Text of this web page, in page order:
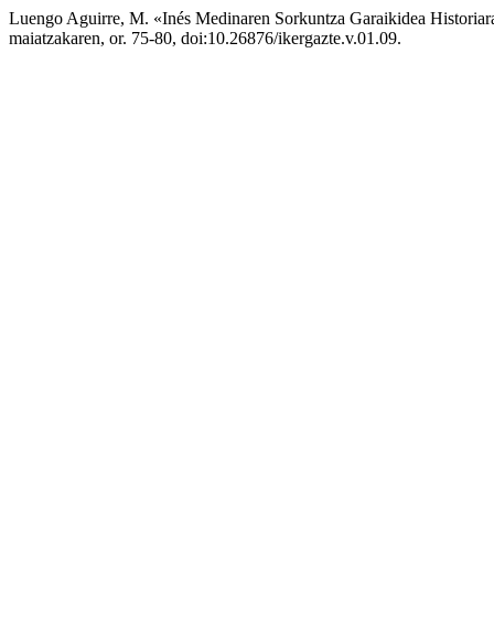
Luengo Aguirre, M. «Inés Medinaren Sorkuntza Garaikidea
maiatzakaren, or. 75-80, doi:10.26876/ikergazte.v.01.09.